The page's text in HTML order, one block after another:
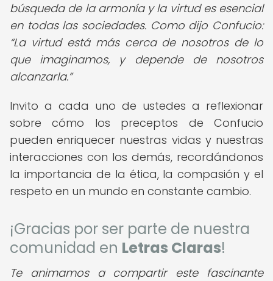
búsqueda de la armonía y la virtud es esencial
en todas las sociedades. Como dijo Confucio:
La virtud está más cerca de nosotros de lo
que imaginamos, y depende de nosotros
alcanzarla.
Invito a cada uno de ustedes a reflexionar
sobre cómo los preceptos de Confucio
pueden enriquecer nuestras vidas y nuestras
interacciones con los demás, recordándonos
la importancia de la ética, la compasión y el
respeto en un mundo en constante cambio.
¡Gracias por ser parte de nuestra
comunidad en Letras Claras!
Te animamos a compartir este fascinante